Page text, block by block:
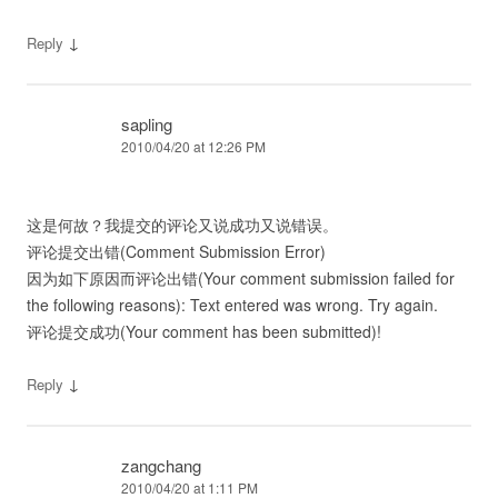
Reply ↓
sapling
2010/04/20 at 12:26 PM
这是何故？我提交的评论又说成功又说错误。
评论提交出错(Comment Submission Error)
因为如下原因而评论出错(Your comment submission failed for
the following reasons): Text entered was wrong. Try again.
评论提交成功(Your comment has been submitted)!
Reply ↓
zangchang
2010/04/20 at 1:11 PM